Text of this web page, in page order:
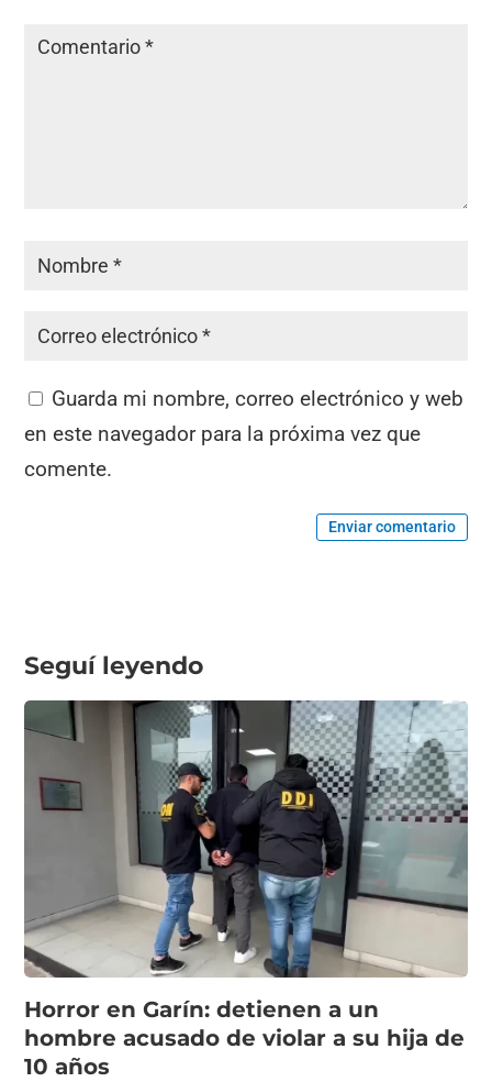
Guarda mi nombre, correo electrónico y web
en este navegador para la próxima vez que
comente.
Enviar comentario
Seguí leyendo
Horror en Garín: detienen a un
hombre acusado de violar a su hija de
10 años